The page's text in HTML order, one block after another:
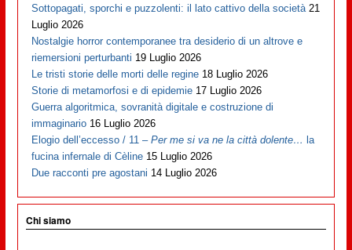
Sottopagati, sporchi e puzzolenti: il lato cattivo della società 21
Luglio 2026
Nostalgie horror contemporanee tra desiderio di un altrove e
riemersioni perturbanti 19 Luglio 2026
Le tristi storie delle morti delle regine 18 Luglio 2026
Storie di metamorfosi e di epidemie 17 Luglio 2026
Guerra algoritmica, sovranità digitale e costruzione di
immaginario 16 Luglio 2026
Elogio dell’eccesso / 11 –Per me si va ne la città dolente… la
fucina infernale di Cèline 15 Luglio 2026
Due racconti pre agostani 14 Luglio 2026
Chi siamo